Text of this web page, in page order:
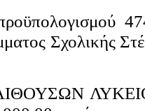
Σχολικής